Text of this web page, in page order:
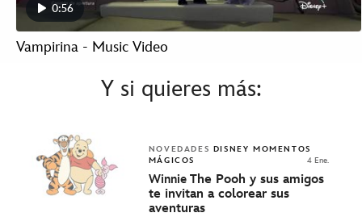
0:56
Vampirina - Music Video
Y si quieres más:
NOVEDADES DISNEY MOMENTOS
MÁGICOS
4 Ene.
Winnie The Pooh y sus amigos
te invitan a colorear sus
aventuras